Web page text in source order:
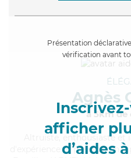
Présentation
vérification avant
afficher
d’aides
Agnès
à 5km de
, enthousiaste et
d'expérience et possède un